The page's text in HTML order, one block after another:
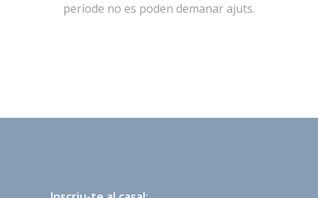
període no es poden demanar ajuts.